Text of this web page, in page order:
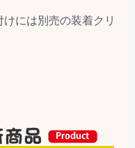
けには別売の装着クリ